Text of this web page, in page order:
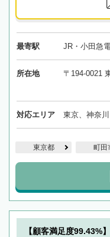
最寄駅 JR・小田急
所在地 〒194-0021
対応エリア 東京、神奈
東京都 町田
【顧客満足度99.43%